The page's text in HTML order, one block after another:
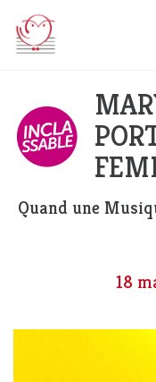
Quand une
18